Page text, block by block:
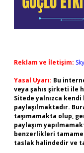
Reklam ve İletişim:
Yasal Uyarı: Bu
veya şahıs şirketi ile
Sitede yalnızca kendi
paylaşılmaktadır.
taşımamakta olup,
paylaşım
benzerlikleri
taslak halindedir ve